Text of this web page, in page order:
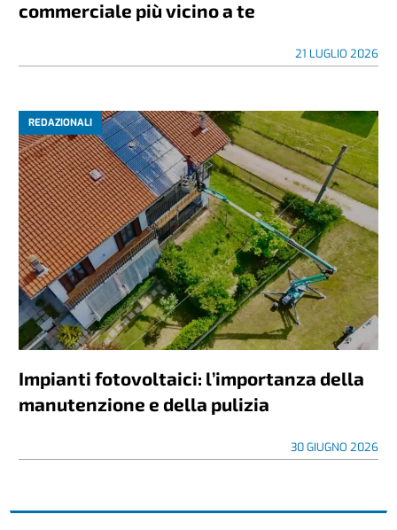
commerciale più vicino a te
21 LUGLIO 2026
REDAZIONALI
Impianti fotovoltaici: l’importanza della
manutenzione e della pulizia
30 GIUGNO 2026